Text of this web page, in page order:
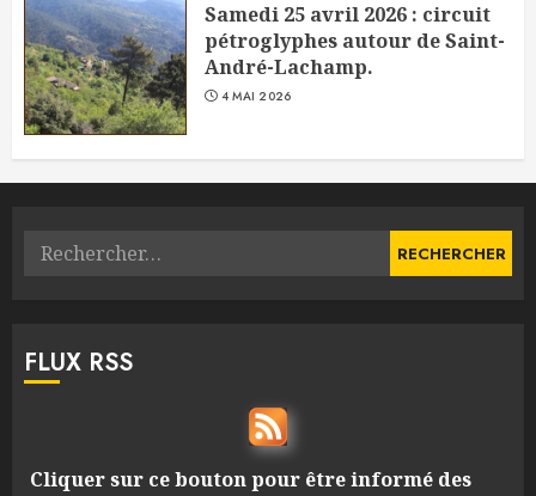
Samedi 25 avril 2026 : circuit
pétroglyphes autour de Saint-
André-Lachamp.
4 MAI 2026
Rechercher :
FLUX RSS
Cliquer sur ce bouton pour être informé des